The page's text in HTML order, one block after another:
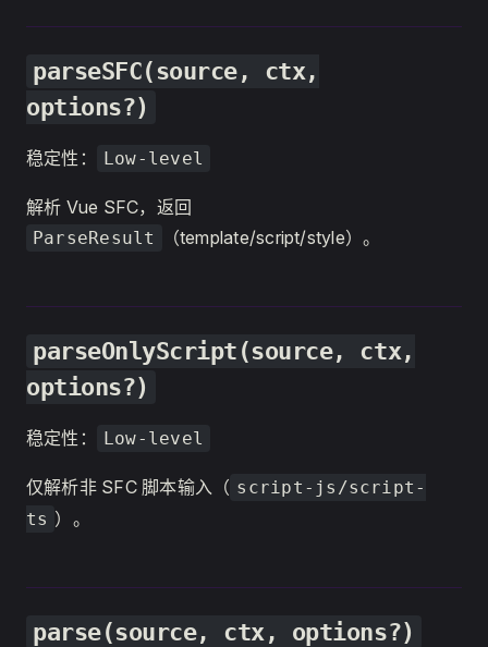
parseSFC(source, ctx,
options?)
稳定性： Low-level
解析 Vue SFC，返回
ParseResult （template/script/style）。
parseOnlyScript(source, ctx,
options?)
稳定性： Low-level
仅解析非 SFC 脚本输入（ script-js/script-
ts ）。
parse(source, ctx, options?)